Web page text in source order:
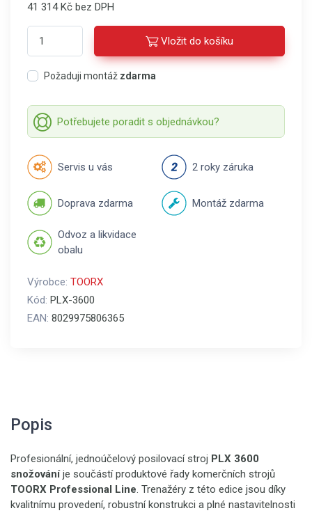
41 314 Kč bez DPH
Vložit do košíku
Požaduji montáž zdarma
Potřebujete poradit s objednávkou?
Servis u vás 2 roky záruka
Doprava zdarma Montáž zdarma
Odvoz a likvidace
obalu
Výrobce: TOORX
Kód: PLX-3600
EAN: 8029975806365
Popis
Profesionální, jednoúčelový posilovací stroj PLX 3600
snožováníje součástí produktové řady komerčních strojů
TOORX Professional Line. Trenažéry z této edice jsou díky
kvalitnímu provedení, robustní konstrukci a plné nastavitelnosti